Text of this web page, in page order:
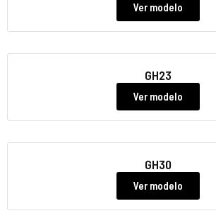
Ver modelo
GH23
Ver modelo
GH30
Ver modelo